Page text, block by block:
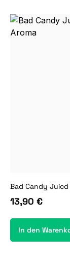
Bad Candy Juicd
13,90 €
In den